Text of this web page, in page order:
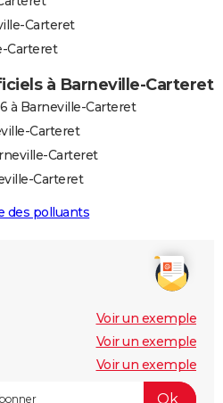
Carteret
Carteret
à Barneville-Carteret
à Barneville-Carteret
Carteret
Carteret
Carteret
des polluants
Voir un exemple
Voir un exemple
Voir un exemple